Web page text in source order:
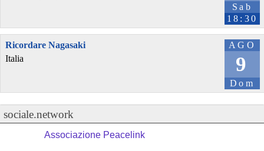
Sab
18:30
AGO
9
Dom
Ricordare Nagasaki
Italia
sociale.network
Associazione Peacelink